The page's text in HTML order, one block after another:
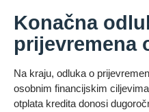
Konačna
prijevremena
Na kraju, odluka o
osobnim financijskim
otplata kredita donosi